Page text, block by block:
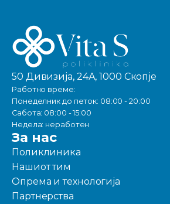
50 Дивизија, 24А, 1000 Скопје
Работно време:
Понеделник до петок: 08:00 - 20:00
Сабота: 08:00 - 15:00
Недела: неработен
За нас
Поликлиника
Нашиот тим
Опрема и технологија
Партнерства